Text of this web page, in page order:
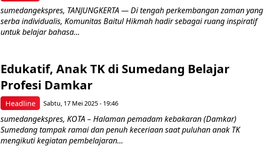
sumedangekspres, TANJUNGKERTA — Di tengah perkembangan zaman yang
serba individualis, Komunitas Baitul Hikmah hadir sebagai ruang inspiratif
untuk belajar bahasa...
Headline
Edukatif, Anak TK di Sumedang Belajar
Profesi Damkar
Sabtu, 17 Mei 2025 - 19:46
sumedangekspres, KOTA – Halaman pemadam kebakaran (Damkar)
Sumedang tampak ramai dan penuh keceriaan saat puluhan anak TK
mengikuti kegiatan pembelajaran...